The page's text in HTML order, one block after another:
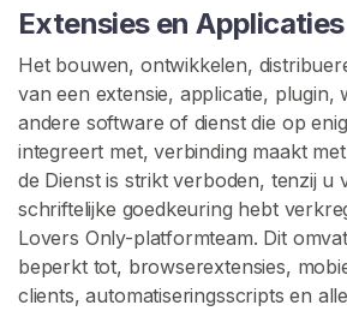
Extensies en
Het bouwen, ontwikkelen,
van een extensie, applicatie, plugin,
andere software of dienst die op
integreert met, verbinding maakt
de Dienst is strikt verboden, tenzij u
schriftelijke goedkeuring hebt
Lovers Only-platformteam. Dit
beperkt tot, browserextensies,
clients, automatiseringsscripts en